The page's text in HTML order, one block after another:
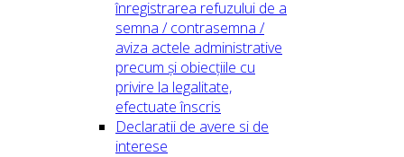
înregistrarea refuzului de a
semna / contrasemna /
aviza actele administrative
precum și obiecțiile cu
privire la legalitate,
efectuate înscris
Declaratii de avere si de
interese